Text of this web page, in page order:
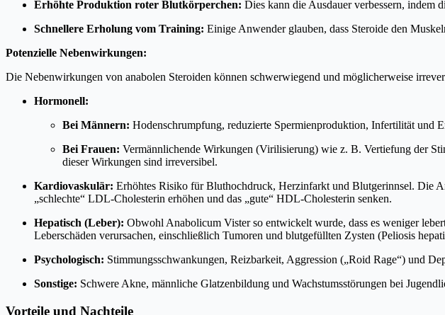
Erhöhte Produktion roter Blutkörperchen: Dies kann die Ausdauer verbessern, indem
Schnellere Erholung vom Training: Einige Anwender glauben, dass Steroide den
Potenzielle Nebenwirkungen:
Die Nebenwirkungen von anabolen Steroiden können schwerwiegend und möglicherweise
Hormonell:
Bei Männern: Hodenschrumpfung, reduzierte Spermienproduktion, Infertilität und
Bei Frauen: Vermännlichende Wirkungen (Virilisierung) wie z. B. Vertiefung der
dieser Wirkungen sind irreversibel.
Kardiovaskulär: Erhöhtes Risiko für Bluthochdruck, Herzinfarkt und Blutgerinnsel. Die
„schlechte“ LDL-Cholesterin erhöhen und das „gute“ HDL-Cholesterin senken.
Hepatisch (Leber): Obwohl Anabolicum Vister so entwickelt wurde, dass es weniger
Leberschäden verursachen, einschließlich Tumoren und blutgefüllten Zysten (Peliosis
Psychologisch: Stimmungsschwankungen, Reizbarkeit, Aggression („Roid Rage“) und
Sonstige: Schwere Akne, männliche Glatzenbildung und Wachstumsstörungen bei
Vorteile und Nachteile